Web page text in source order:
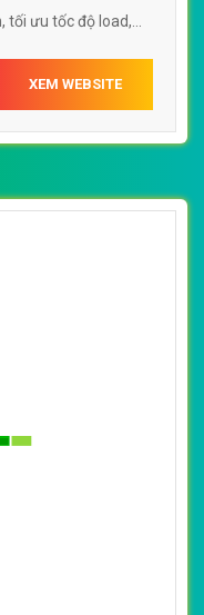
tối ưu tốc độ load,
chất
XEM WEBSITE